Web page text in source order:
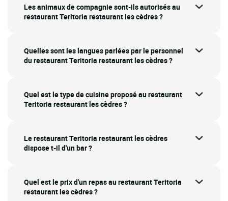
Les animaux de compagnie sont-ils autorisés au
restaurant Teritoria restaurant les cèdres ?
Quelles sont les langues parlées par le personnel
du restaurant Teritoria restaurant les cèdres ?
Quel est le type de cuisine proposé au restaurant
Teritoria restaurant les cèdres ?
Le restaurant Teritoria restaurant les cèdres
dispose t-il d'un bar ?
Quel est le prix d'un repas au restaurant Teritoria
restaurant les cèdres ?